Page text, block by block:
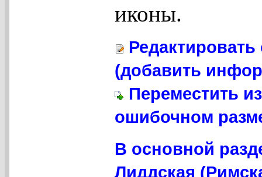
иконы.
(добавить
Переместить
ошибочном
В основной
Лиддская